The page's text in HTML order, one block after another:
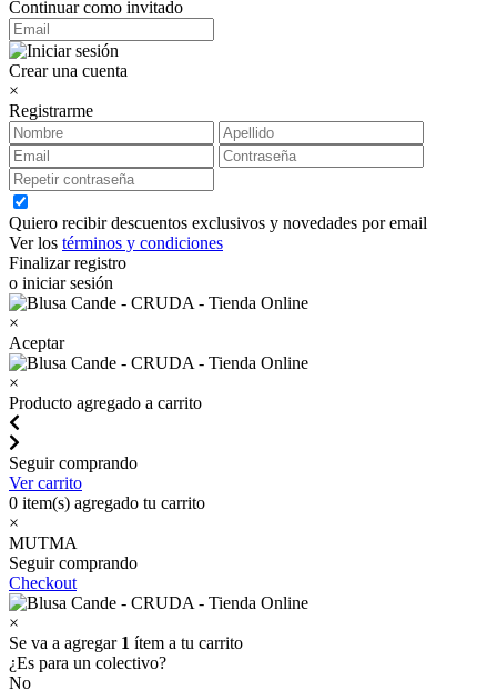
Continuar como invitado
Crear una cuenta
×
Registrarme
Quiero recibir descuentos exclusivos y novedades por email
Ver los términos y condiciones
Finalizar registro
o iniciar sesión
×
Aceptar
×
Producto agregado a carrito
Seguir comprando
Ver carrito
0 item(s) agregado tu carrito
×
MUTMA
Seguir comprando
Checkout
×
Se va a agregar 1 ítem a tu carrito
¿Es para un colectivo?
No